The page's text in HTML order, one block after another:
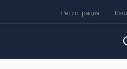
Регистрация